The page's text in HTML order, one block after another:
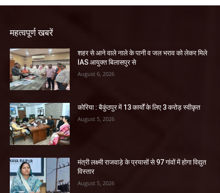
महत्वपूर्ण खबरें
शहर से आने वाले नाले के पानी व जल भराव को लेकर मिले
IAS आयुक्त बिलासपुर से
August 6, 2026
कोरिया : बैकुंठपुर में 13 कार्यों के लिए 3 करोड़ स्वीकृत
August 5, 2026
मंत्री लक्ष्मी राजवाड़े के प्रयासों से 97 गांवों में होगा विद्युत
विस्तार
August 5, 2026